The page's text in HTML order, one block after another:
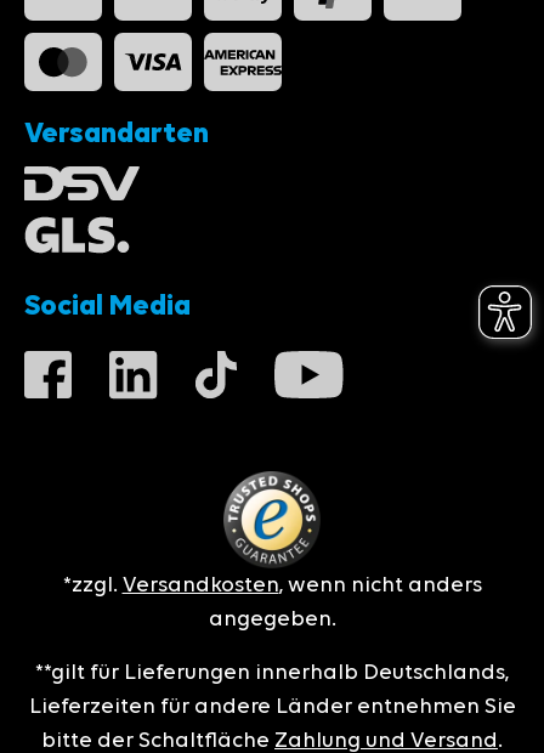
Versandarten
Social Media
*zzgl. Versandkosten, wenn nicht anders
angegeben.
**gilt für Lieferungen innerhalb Deutschlands,
Lieferzeiten für andere Länder entnehmen Sie
bitte der Schaltfläche Zahlung und Versand .